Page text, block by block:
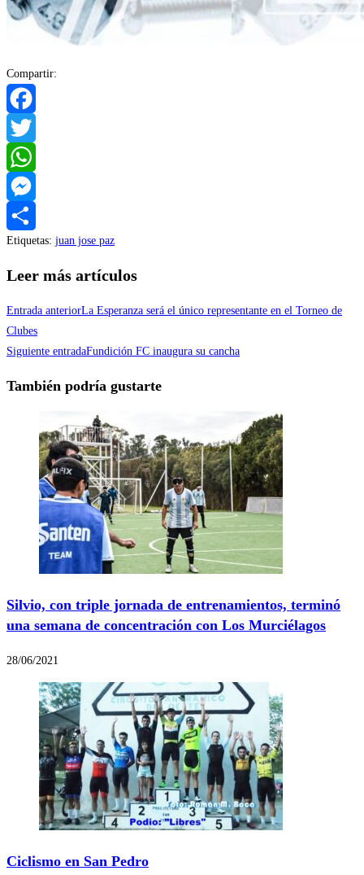
Compartir:
Facebook
Twitter
WhatsApp
Messenger
Compartir
Etiquetas: juan jose paz
Leer más artículos
Entrada anteriorLa Esperanza será el único representante en el Torneo de
Clubes
Siguiente entradaFundición FC inaugura su cancha
También podría gustarte
Silvio, con triple jornada de entrenamientos, terminó
una semana de concentración con Los Murciélagos
28/06/2021
Ciclismo en San Pedro